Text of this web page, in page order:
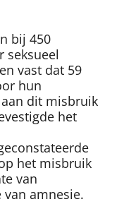
bij 450
seksueel
vast dat 59
hun
dit misbruik
het
het misbruik
van
amnesie.